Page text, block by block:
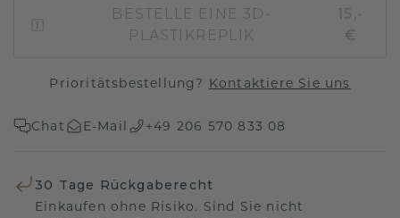
BESTELLE EINE 3D-
PLASTIKREPLIK
15,-
€
Prioritätsbestellung? Kontaktiere Sie uns
Chat E-Mail +49 206 570 833 08
30 Tage Rückgaberecht
Einkaufen ohne Risiko. Sind Sie nicht